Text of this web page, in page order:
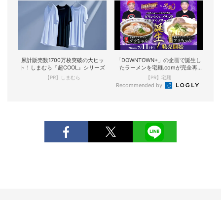
累計販売数1700万枚突破の大ヒッ
ト！しまむら『超COOL』シリーズ
【PR】しまむら
「DOWNTOWN+」の企画で誕生し
たラーメンを宅麺.comが完全再
現！
【PR】宅麺
Recommended by